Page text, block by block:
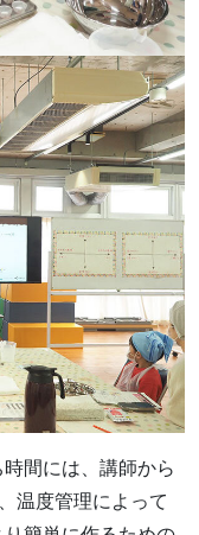
間には、講師から
温度管理によって